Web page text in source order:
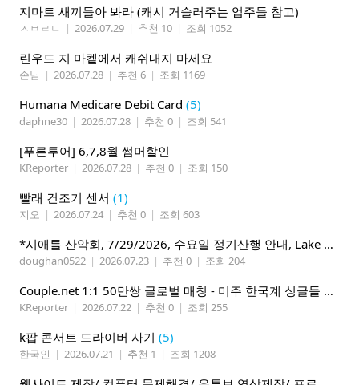
지마트 새끼들아 봐라 (캐시 거슬러주는 업주들 참고)
ㅅㅂㄹㄷ | 2026.07.29 | 추천 10 | 조회 1052
린우드 지 마켙에서 캐쉬내지 마세요
손님 | 2026.07.28 | 추천 6 | 조회 1169
Humana Medicare Debit Card (5)
daphne30 | 2026.07.28 | 추천 0 | 조회 541
[푸른투어] 6,7,8월 썸머할인
KReporter | 2026.07.28 | 추천 0 | 조회 150
빨래 건조기 센서 (1)
지오 | 2026.07.24 | 추천 0 | 조회 603
*시애틀 산악회, 7/29/2026, 수요일 정기산행 안내, Lake 22*
doughan0522 | 2026.07.23 | 추천 0 | 조회 204
Couple.net 1:1 50만쌍 글로벌 매칭 - 미주 한국계 싱글들 모이세요
KReporter | 2026.07.22 | 추천 0 | 조회 255
k팝 콘서트 드라이버 사기 (5)
한국인 | 2026.07.21 | 추천 1 | 조회 1208